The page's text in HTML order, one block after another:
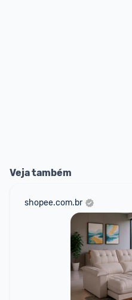
Veja também
shopee.com.br